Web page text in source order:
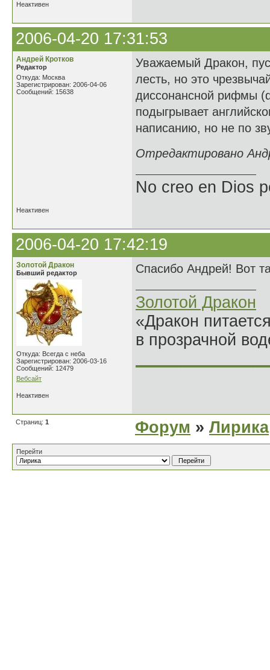
Неактивен
2006-04-20 17:31:53
Андрей Кротков
Редактор
Откуда: Москва
Зарегистрирован: 2006-04-06
Сообщений: 15638
Уважаемый Дракон,
лесть, но это
диссонансной рифмы
подыгрывает
написанию, но не по
Отредактировано
No creo en Dios
Неактивен
2006-04-20 17:42:19
Золотой Дракон
Бывший редактор
Откуда: Всегда с неба
Зарегистрирован: 2006-03-16
Сообщений: 12479
Вебсайт
Спасибо Андрей! Вот
Золотой Дракон
«Дракон
в прозрачной
Неактивен
Страниц: 1 Форум » Лирика
Перейти